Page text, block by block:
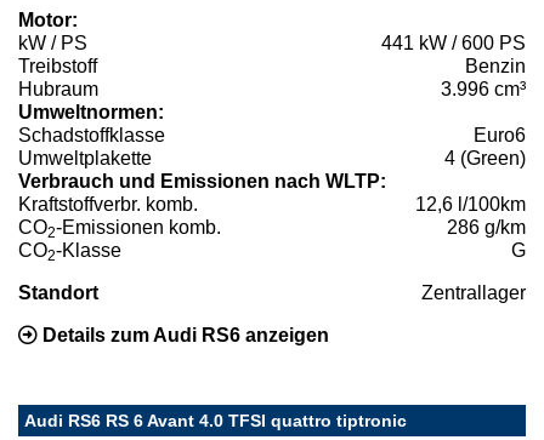
Motor:
kW / PS
441 kW / 600 PS
Treibstoff
Benzin
Hubraum
3.996 cm³
Umweltnormen:
Schadstoffklasse
Euro6
Umweltplakette
4 (Green)
Verbrauch und Emissionen nach WLTP:
Kraftstoffverbr. komb.
12,6 l/100km
CO2-Emissionen komb.
286 g/km
CO2-Klasse G
Standort Zentrallager
Details zum Audi RS6 anzeigen
Audi RS6 RS 6 Avant 4.0 TFSI quattro tiptronic